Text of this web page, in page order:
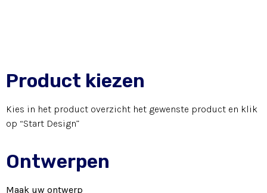
Product kiezen
Kies in het product overzicht het gewenste product en klik
op “Start Design”
Ontwerpen
Maak uw ontwerp